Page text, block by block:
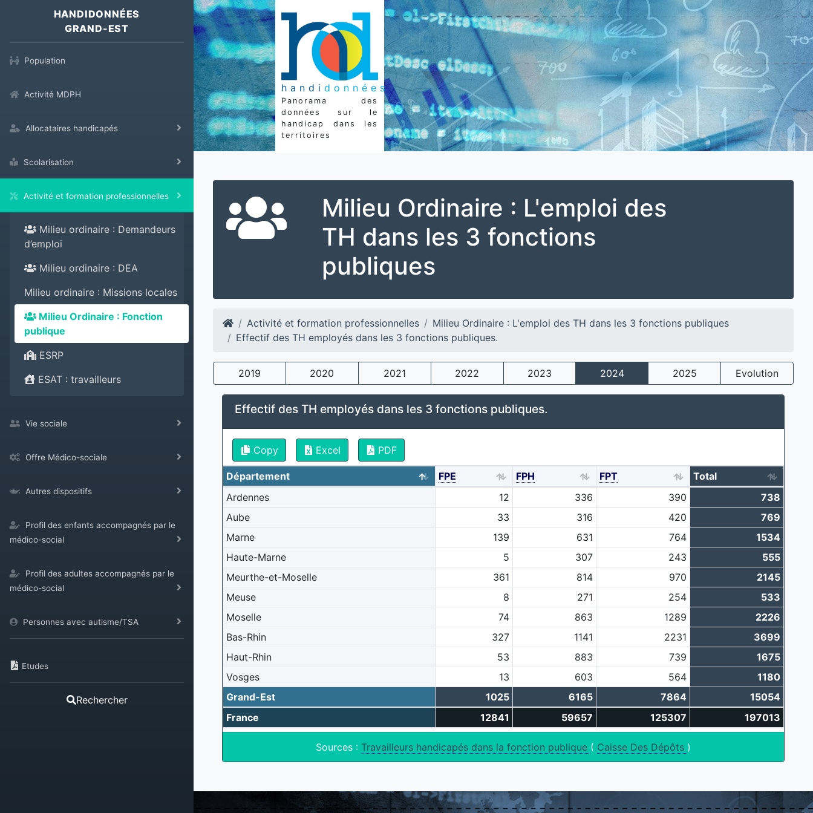
HANDIDONNÉES
GRAND-EST
Population
Activité MDPH
Allocataires handicapés
Scolarisation
Activité et formation professionnelles
Milieu ordinaire : Demandeurs
d’emploi
Milieu ordinaire : DEA
Milieu ordinaire : Missions locales
Milieu Ordinaire : Fonction
publique
ESRP
ESAT : travailleurs
Vie sociale
Offre Médico-sociale
Autres dispositifs
Profil des enfants accompagnés par le
médico-social
Profil des adultes accompagnés par le
médico-social
Personnes avec autisme/TSA
Etudes
Rechercher
handi données
Panorama des
données sur le
handicap dans les
territoires
Milieu Ordinaire : L'emploi des
TH dans les 3 fonctions
publiques
Activité et formation professionnelles
Milieu Ordinaire : L'emploi des TH dans les 3 fonctions publiques
Effectif des TH employés dans les 3 fonctions publiques.
2019 2020 2021 2022 2023 2024 2025 Evolution
Effectif des TH employés dans les 3 fonctions publiques.
Copy Excel PDF
Département FPE FPH FPT
Total
Ardennes
12 336 390
738
Aube
33 316 420
769
Marne
139 631 764
1534
Haute-Marne
5 307 243
555
Meurthe-et-Moselle
361 814 970
2145
Meuse
8 271 254
533
Moselle
74 863 1289
2226
Bas-Rhin
327 1141 2231
3699
Haut-Rhin
53 883 739
1675
Vosges
13 603 564
1180
Grand-Est
1025 6165 7864
15054
France
12841 59657 125307 197013
Sources : Travailleurs handicapés dans la fonction publique ( Caisse Des Dépôts )